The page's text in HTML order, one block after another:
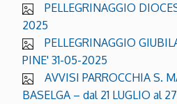
PELLEGRINAGGIO
2025
PELLEGRINAGGIO
PINE' 31-05-2025
AVVISI PARROCCHIA S.
BASELGA – dal 21 LUGLIO al